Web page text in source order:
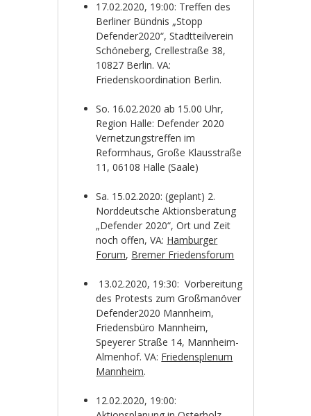
17.02.2020, 19:00: Treffen des
Berliner Bündnis „Stopp
Defender2020“, Stadtteilverein
Schöneberg, Crellestraße 38,
10827 Berlin. VA:
Friedenskoordination Berlin.
So. 16.02.2020 ab 15.00 Uhr,
Region Halle: Defender 2020
Vernetzungstreffen im
Reformhaus, Große Klausstraße
11, 06108 Halle (Saale)
Sa. 15.02.2020: (geplant) 2.
Norddeutsche Aktionsberatung
„Defender 2020“, Ort und Zeit
noch offen, VA: Hamburger
Forum, Bremer Friedensforum
13.02.2020, 19:30: Vorbereitung
des Protests zum Großmanöver
Defender2020 Mannheim,
Friedensbüro Mannheim,
Speyerer Straße 14, Mannheim-
Almenhof. VA: Friedensplenum
Mannheim.
12.02.2020, 19:00: